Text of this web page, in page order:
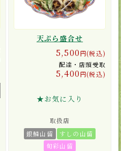
天ぷら盛合せ
5,500円(税込)
配達・店頭受取
5,400円(税込)
★お気に入り
取扱店
銀鱗山留
すしの山留
旬彩山留